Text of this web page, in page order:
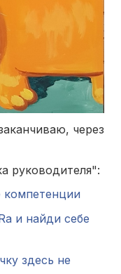
через
руководителя":
компетенции
и найди себе
здесь не